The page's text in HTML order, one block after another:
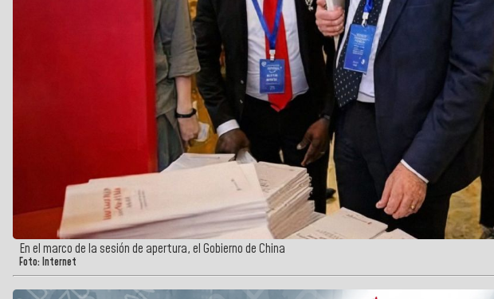
En el marco de la sesión de apertura, el Gobierno de China
Foto: Internet